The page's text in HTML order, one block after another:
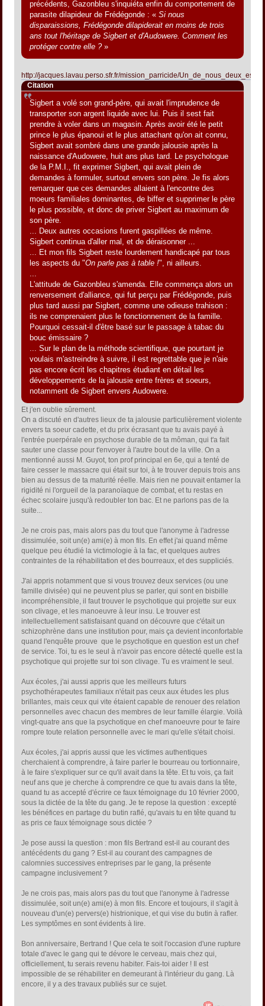
précédents, Gazonbleu s'inquiéta enfin du comportement de
parasite dilapideur de Frédégonde : «Si nous
disparaissions, Frédégonde dilapiderait en moins de trois
ans tout l'héritage de Sigbert et d'Audowere. Comment les
protéger contre elle ?»
http://jacques.lavau.perso.sfr.fr/mission_parricide/
Citation
Sigbert a volé son grand-père, qui avait l'imprudence de
transporter son argent liquide avec lui. Puis il sest fait
prendre à voler dans un magasin. Après avoir été le petit
prince le plus épanoui et le plus attachant qu'on ait connu,
Sigbert avait sombré dans une grande jalousie après la
naissance d'Audowere, huit ans plus tard. Le psychologue
de la P.M.I., fit exprimer Sigbert, qui avait plein de
demandes à formuler, surtout envers son père. Je fis alors
remarquer que ces demandes allaient à l'encontre des
moeurs familiales dominantes, de biffer et supprimer le père
le plus possible, et donc de priver Sigbert au maximum de
son père.
... Deux autres occasions furent gaspillées de même.
Sigbert continua d'aller mal, et de déraisonner ...
... Et mon fils Sigbert reste lourdement handicapé par tous
les aspects du "On parle pas à table !", ni ailleurs.
L'attitude de Gazonbleu s'amenda. Elle commença alors un
renversement d'alliance, qui fut perçu par Frédégonde, puis
plus tard aussi par Sigbert, comme une odieuse trahison :
ils ne comprenaient plus le fonctionnement de la famille.
Pourquoi cessait-il d'être basé sur le passage à tabac du
bouc émissaire ?
... Sur le plan de la méthode scientifique, que pourtant je
voulais m'astreindre à suivre, il est regrettable que je n'aie
pas encore écrit les chapitres étudiant en détail les
développements de la jalousie entre frères et soeurs,
notamment de Sigbert envers Audowere.
Et j'en oublie sûrement.
On a discuté en d'autres lieux de ta jalousie particulièrement violente
envers ta soeur cadette, et du prix écrasant que tu avais payé à
l'entrée puerpérale en psychose durable de ta môman, qui t'a fait
sauter une classe pour t'envoyer à l'autre bout de la ville. On a
mentionné aussi M. Guyot, ton prof principal en 6e, qui a tenté de
faire cesser le massacre qui était sur toi, à te trouver depuis trois ans
bien au dessus de ta maturité réelle. Mais rien ne pouvait entamer la
rigidité ni l'orgueil de la paranoïaque de combat, et tu restas en
échec scolaire jusqu'à redoubler ton bac. Et ne parlons pas de la
suite...
Je ne crois pas, mais alors pas du tout que l'anonyme à l'adresse
dissimulée, soit un(e) ami(e) à mon fils. En effet j'ai quand même
quelque peu étudié la victimologie à la fac, et quelques autres
contraintes de la réhabilitation et des bourreaux, et des suppliciés.
J'ai appris notamment que si vous trouvez deux services (ou une
famille divisée) qui ne peuvent plus se parler, qui sont en bisbille
incompréhensible, il faut trouver le psychotique qui projette sur eux
son clivage, et les manoeuvre à leur insu. Le trouver est
intellectuellement satisfaisant quand on découvre que c'était un
schizophrène dans une institution pour, mais ça devient inconfortable
quand l'enquête prouve que le psychotique en question est un chef
de service. Toi, tu es le seul à n'avoir pas encore détecté quelle est la
psychotique qui projette sur toi son clivage. Tu es vraiment le seul.
Aux écoles, j'ai aussi appris que les meilleurs futurs
psychothérapeutes familiaux n'était pas ceux aux études les plus
brillantes, mais ceux qui vite étaient capable de renouer des relation
personnelles avec chacun des membres de leur famille élargie. Voilà
vingt-quatre ans que la psychotique en chef manoeuvre pour te faire
rompre toute relation personnelle avec le mari qu'elle s'était choisi.
Aux écoles, j'ai appris aussi que les victimes authentiques
cherchaient à comprendre, à faire parler le bourreau ou tortionnaire,
à le faire s'expliquer sur ce qu'il avait dans la tête. Et tu vois, ça fait
neuf ans que je cherche à comprendre ce que tu avais dans la tête,
quand tu as accepté d'écrire ce faux témoignage du 10 février 2000,
sous la dictée de la tête du gang. Je te repose la question : excepté
les bénéfices en partage du butin raflé, qu'avais tu en tête quand tu
as pris ce faux témoignage sous dictée ?
Je pose aussi la question : mon fils Bertrand est-il au courant des
antécédents du gang ? Est-il au courant des campagnes de
calomnies successives entreprises par le gang, la présente
campagne inclusivement ?
Je ne crois pas, mais alors pas du tout que l'anonyme à l'adresse
dissimulée, soit un(e) ami(e) à mon fils. Encore et toujours, il s'agit à
nouveau d'un(e) pervers(e) histrionique, et qui vise du butin à rafler.
Les symptômes en sont évidents à lire.
Bon anniversaire, Bertrand ! Que cela te soit l'occasion d'une rupture
totale d'avec le gang qui te dévore le cerveau, mais chez qui,
officiellement, tu serais revenu habiter. Fais-toi aider ! Il est
impossible de se réhabiliter en demeurant à l'intérieur du gang. Là
encore, il y a des travaux publiés sur ce sujet.